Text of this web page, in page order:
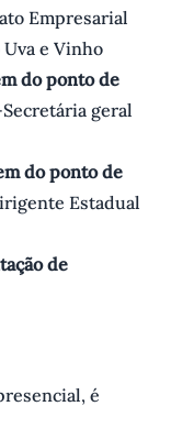
Empresarial
e Vinho
do ponto de
geral
do ponto de
Estadual
de
é